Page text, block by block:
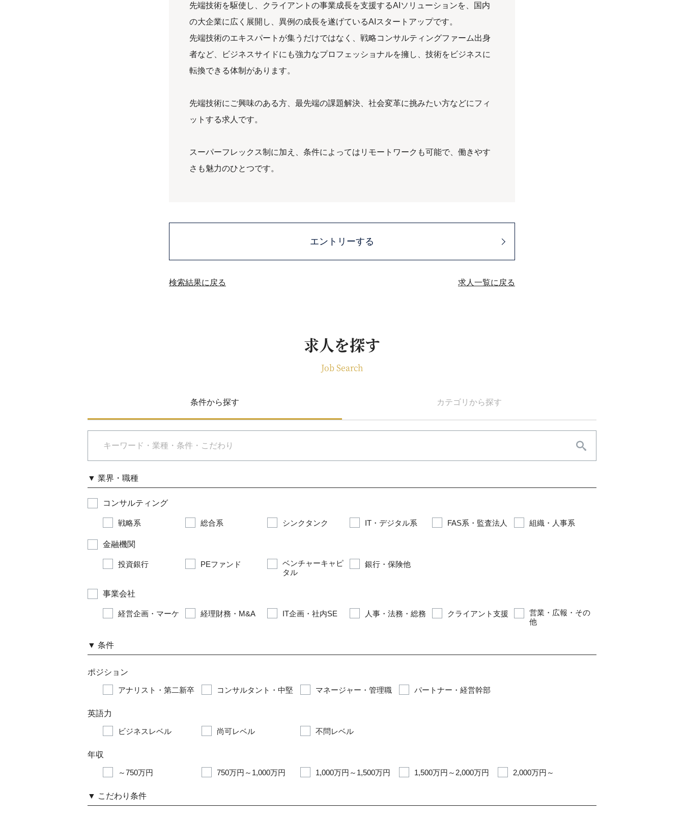
先端技術を駆使し、クライアントの事業成長を支援するAIソリューションを、国内
の大企業に広く展開し、異例の成長を遂げているAIスタートアップです。
先端技術のエキスパートが集うだけではなく、戦略コンサルティングファーム出身
者など、ビジネスサイドにも強力なプロフェッショナルを擁し、技術をビジネスに
転換できる体制があります。
先端技術にご興味のある方、最先端の課題解決、社会変革に挑みたい方などにフィ
ットする求人です。
スーパーフレックス制に加え、条件によってはリモートワークも可能で、働きやす
さも魅力のひとつです。
エントリーする
検索結果に戻る 求人一覧に戻る
求人を探す
Job Search
条件から探す カテゴリから探す
▼ 業界・職種
コンサルティング
戦略系 総合系 シンクタンク IT・デジタル系 FAS系・監査法人 組織・人事系
金融機関
投資銀行 PEファンド
ベンチャーキャピ
タル
銀行・保険他
事業会社
経営企画・マーケ 経理財務・M&A IT企画・社内SE 人事・法務・総務 クライアント支援
営業・広報・その
他
▼ 条件
ポジション
アナリスト・第二新卒 コンサルタント・中堅 マネージャー・管理職 パートナー・経営幹部
英語力
ビジネスレベル 尚可レベル 不問レベル
年収
～750万円 750万円～1,000万円 1,000万円～1,500万円 1,500万円～2,000万円 2,000万円～
▼ こだわり条件